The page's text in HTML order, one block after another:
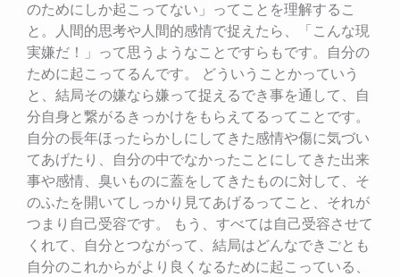
のためにしか起こってない」ってことを理解するこ
と。人間的思考や人間的感情で捉えたら、「こんな現
実嫌だ！」って思うようなことですらもです。自分の
ために起こってるんです。 どういうことかっていう
と、結局その嫌なら嫌って捉えるでき事を通して、自
分自身と繋がるきっかけをもらえてるってことです。
自分の長年ほったらかしにしてきた感情や傷に気づい
てあげたり、自分の中でなかったことにしてきた出来
事や感情、臭いものに蓋をしてきたものに対して、そ
のふたを開いてしっかり見てあげるってこと、それが
つまり自己受容です。 もう、すべては自己受容させて
くれて、自分とつながって、結局はどんなできごとも
自分のこれからがより良くなるために起こっている、